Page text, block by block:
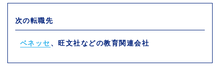
次の転職先
ベネッセ 、旺文社などの教育関連会社